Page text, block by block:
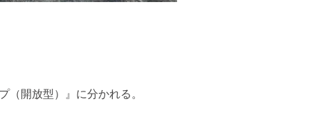
（開放型）』に分かれる。